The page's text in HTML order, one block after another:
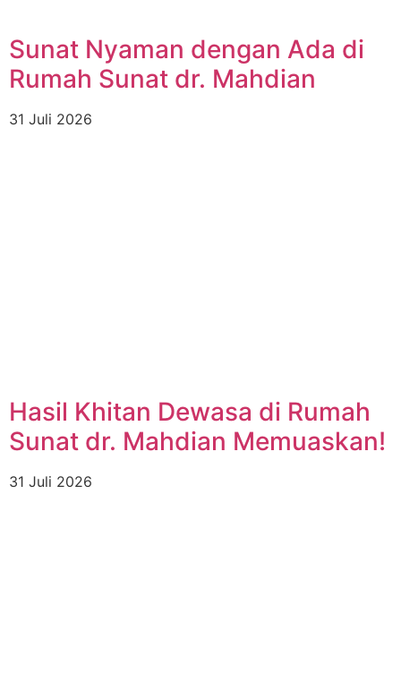
Sunat Nyaman dengan Ada di
Rumah Sunat dr. Mahdian
31 Juli 2026
Hasil Khitan Dewasa di Rumah
Sunat dr. Mahdian Memuaskan!
31 Juli 2026